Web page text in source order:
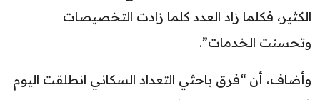
الكثير، فكلما زاد العدد كلما زادت التخصيصات
وتحسنت الخدمات”.
وأضاف، أن “فرق باحثي التعداد السكاني انطلقت اليوم